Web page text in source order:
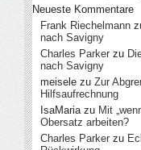
Neueste Kommentare
Frank Riechelmann
nach Savigny
Charles Parker zu
nach Savigny
meisele zu Zur
Hilfsaufrechnung
IsaMariazu Mit
Obersatz arbeiten?
Charles Parker zu